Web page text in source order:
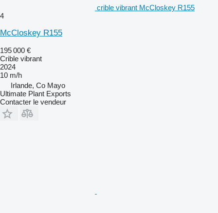
crible vibrant McCloskey R155
4
McCloskey R155
195 000 €
Crible vibrant
2024
10 m/h
Irlande, Co Mayo
Ultimate Plant Exports
Contacter le vendeur